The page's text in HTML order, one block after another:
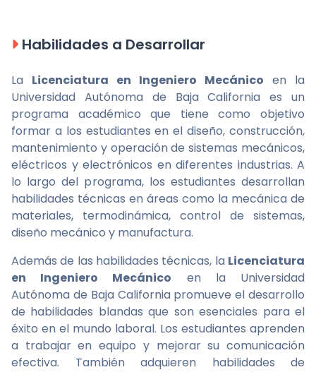
Habilidades a Desarrollar
La Licenciatura en Ingeniero Mecánico en la
Universidad Autónoma de Baja California es un
programa académico que tiene como objetivo
formar a los estudiantes en el diseño, construcción,
mantenimiento y operación de sistemas mecánicos,
eléctricos y electrónicos en diferentes industrias. A
lo largo del programa, los estudiantes desarrollan
habilidades técnicas en áreas como la mecánica de
materiales, termodinámica, control de sistemas,
diseño mecánico y manufactura.
Además de las habilidades técnicas, la Licenciatura
en Ingeniero Mecánico en la Universidad
Autónoma de Baja California promueve el desarrollo
de habilidades blandas que son esenciales para el
éxito en el mundo laboral. Los estudiantes aprenden
a trabajar en equipo y mejorar su comunicación
efectiva. También adquieren habilidades de